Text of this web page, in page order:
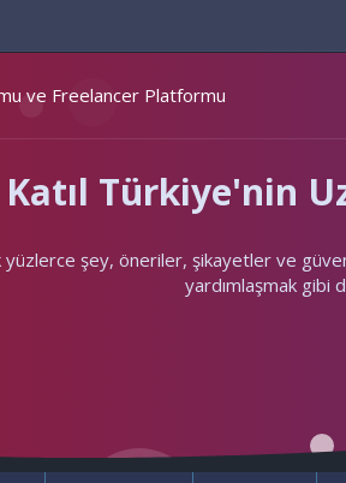
Katıl Türkiye'nin
yüzlerce şey, öneriler, şikayetler ve
yardımlaşmak gibi